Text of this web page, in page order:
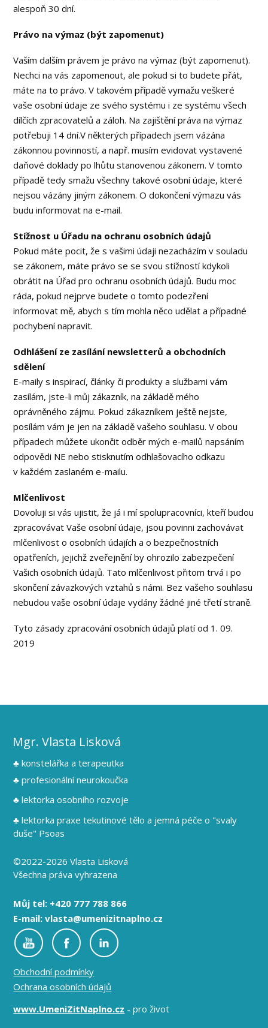
alespoň 30 dní.
Právo na výmaz (být zapomenut)
Vaším dalším právem je právo na výmaz (být zapomenut).
Nechci na vás zapomenout, ale pokud si to budete přát,
máte na to právo. V takovém případě vymažu veškeré
vaše osobní údaje ze svého systému i ze systému všech
dílčích zpracovatelů a záloh. Na zajištění práva na výmaz
potřebuji 14 dní.V některých případech jsem vázána
zákonnou povinností, a např. musím evidovat vystavené
daňové doklady po lhůtu stanovenou zákonem. V tomto
případě tedy smažu všechny takové osobní údaje, které
nejsou vázány jiným zákonem. O dokončení výmazu vás
budu informovat na e-mail.
Stížnost u Úřadu na ochranu osobních údajů
Pokud máte pocit, že s vašimi údaji nezacházím v souladu
se zákonem, máte právo se se svou stížností kdykoli
obrátit na Úřad pro ochranu osobních údajů. Budu moc
ráda, pokud nejprve budete o tomto podezření
informovat mě, abych s tím mohla něco udělat a případné
pochybení napravit.
Odhlášení ze zasílání newsletterů a obchodních
sdělení
E-maily s inspirací, články či produkty a službami vám
zasílám, jste-li můj zákazník, na základě mého
oprávněného zájmu. Pokud zákazníkem ještě nejste,
posílám vám je jen na základě vašeho souhlasu. V obou
případech můžete ukončit odběr mých e-mailů napsáním
odpovědi NE nebo stisknutím odhlašovacího odkazu
v každém zaslaném e-mailu.
Mlčenlivost
Dovoluji si vás ujistit, že já i mí spolupracovníci, kteří budou
zpracovávat Vaše osobní údaje, jsou povinni zachovávat
mlčenlivost o osobních údajích a o bezpečnostních
opatřeních, jejichž zveřejnění by ohrozilo zabezpečení
Vašich osobních údajů. Tato mlčenlivost přitom trvá i po
skončení závazkových vztahů s námi. Bez vašeho souhlasu
nebudou vaše osobní údaje vydány žádné jiné třetí straně.
Tyto zásady zpracování osobních údajů platí od 1. 09.
2019
Mgr. Vlasta Lisková
♣ konstelářka a terapeutka
♣ profesionální neurokoučka
♣ lektorka osobního rozvoje
♣ lektorka praxe tekutinové tělo a jemná péče o "svaly
duše" Psoas
©2022-2026 Vlasta Lisková
Všechna práva vyhrazena
Můj tel: +420 777 788 866
E-mail: vlasta@umenizitnaplno.cz
Obchodní podmínky
Ochrana osobních údajů
www.UmeniZitNaplno.cz - pro život